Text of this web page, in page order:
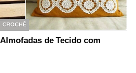
CROCHÊ
de Tecido com